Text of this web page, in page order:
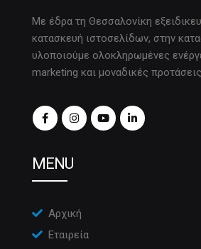
Με έδρα τη Θεσσαλονίκη
κατασκευή ιστοσελίδων, στην
υλοποιούμε ολοκληρωμένες
marketing και μοναδικές
MENU
Αρχική
Εταιρεία